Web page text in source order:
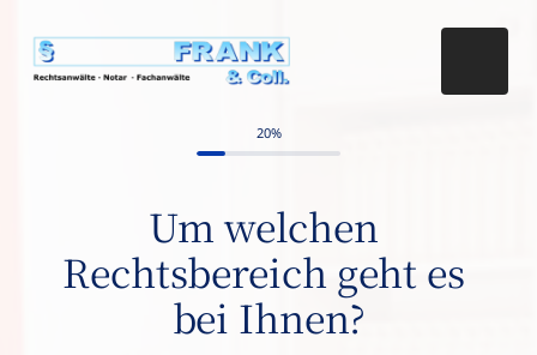
20%
Um welchen
Rechtsbereich geht es
bei Ihnen?